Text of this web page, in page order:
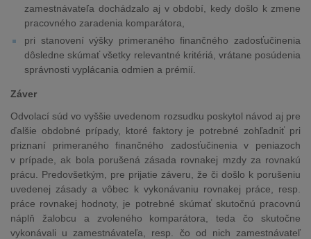
zamestnávateľa dochádzalo aj v období, kedy došlo k zmene
pracovného zaradenia komparátora,
pri stanovení výšky primeraného finančného zadosťučinenia
dôsledne skúmať všetky relevantné kritériá, vrátane posúdenia
správnosti vyplácania odmien a prémií.
Záver
Odvolací súd vo vyššie uvedenom rozsudku poskytol návod aj pre
ďalšie obdobné prípady, ktoré faktory je potrebné zohľadniť pri
priznaní primeraného finančného zadosťučinenia v peniazoch
v prípade, ak bola porušená zásada rovnakej mzdy za rovnakú
prácu. Predovšetkým, pre prijatie záveru, že či došlo k porušeniu
uvedenej zásady a vôbec k vykonávaniu rovnakej práce, resp.
práce rovnakej hodnoty, je potrebné skúmať skutočnú pracovnú
náplň žalobcu a zvoleného komparátora, teda čo skutočne
vykonávali u zamestnávateľa, resp. čo od nich zamestnávateľ